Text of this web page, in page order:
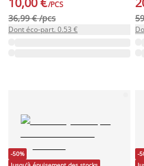
/PCS
36,99 € /pcs
Dont éco-part. 0.53 €
-50%
-